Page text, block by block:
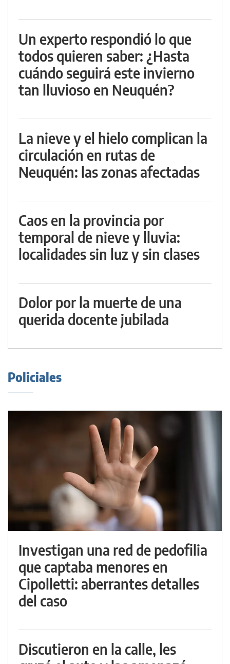
Un experto respondió lo que
todos quieren saber: ¿Hasta
cuándo seguirá este invierno
tan lluvioso en Neuquén?
La nieve y el hielo complican la
circulación en rutas de
Neuquén: las zonas afectadas
Caos en la provincia por
temporal de nieve y lluvia:
localidades sin luz y sin clases
Dolor por la muerte de una
querida docente jubilada
Policiales
Investigan una red de pedofilia
que captaba menores en
Cipolletti: aberrantes detalles
del caso
Discutieron en la calle, les